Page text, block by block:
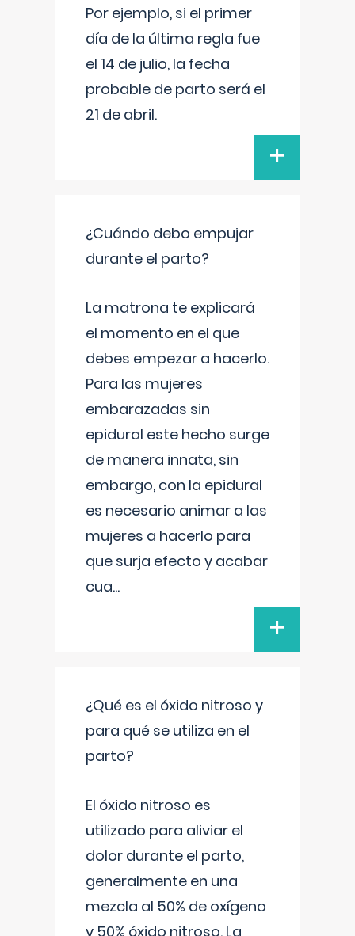
Por ejemplo, si el primer
día de la última regla fue
el 14 de julio, la fecha
probable de parto será el
21 de abril.
+
¿Cuándo debo empujar
durante el parto?
La matrona te explicará
el momento en el que
debes empezar a hacerlo.
Para las mujeres
embarazadas sin
epidural este hecho surge
de manera innata, sin
embargo, con la epidural
es necesario animar a las
mujeres a hacerlo para
que surja efecto y acabar
cua...
+
¿Qué es el óxido nitroso y
para qué se utiliza en el
parto?
El óxido nitroso es
utilizado para aliviar el
dolor durante el parto,
generalmente en una
mezcla al 50% de oxígeno
y 50% óxido nitroso. La